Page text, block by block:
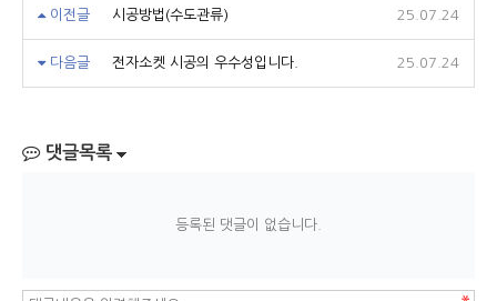
이전글 시공방법(수도관류) 25.07.24
다음글 전자소켓 시공의 우수성입니다. 25.07.24
댓글목록
등록된 댓글이 없습니다.